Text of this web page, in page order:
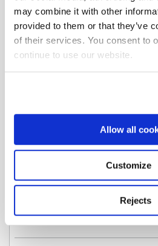
may combine it with other
provided to them or that they’ve
of their services. You consent to
continue to use our website.
Allow all
Customize
Rejects
Area
Massimo
Scarica la scheda
le versioni e
Download scheda